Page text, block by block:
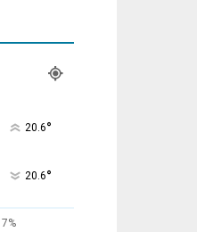
20.6°
20.6°
7%